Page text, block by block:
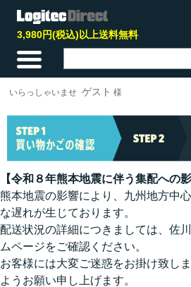
3,980円(税込)以上送料無料
いらっしゃいませ ゲスト 様
【令和８年熊本地震に伴う集配への
熊本地震の影響により、九州地方中
な遅れが生じております。
配送状況の詳細につきましては、佐
ムページをご確認ください。
お客様には大変ご迷惑をお掛け致し
ようお願い申し上げます。